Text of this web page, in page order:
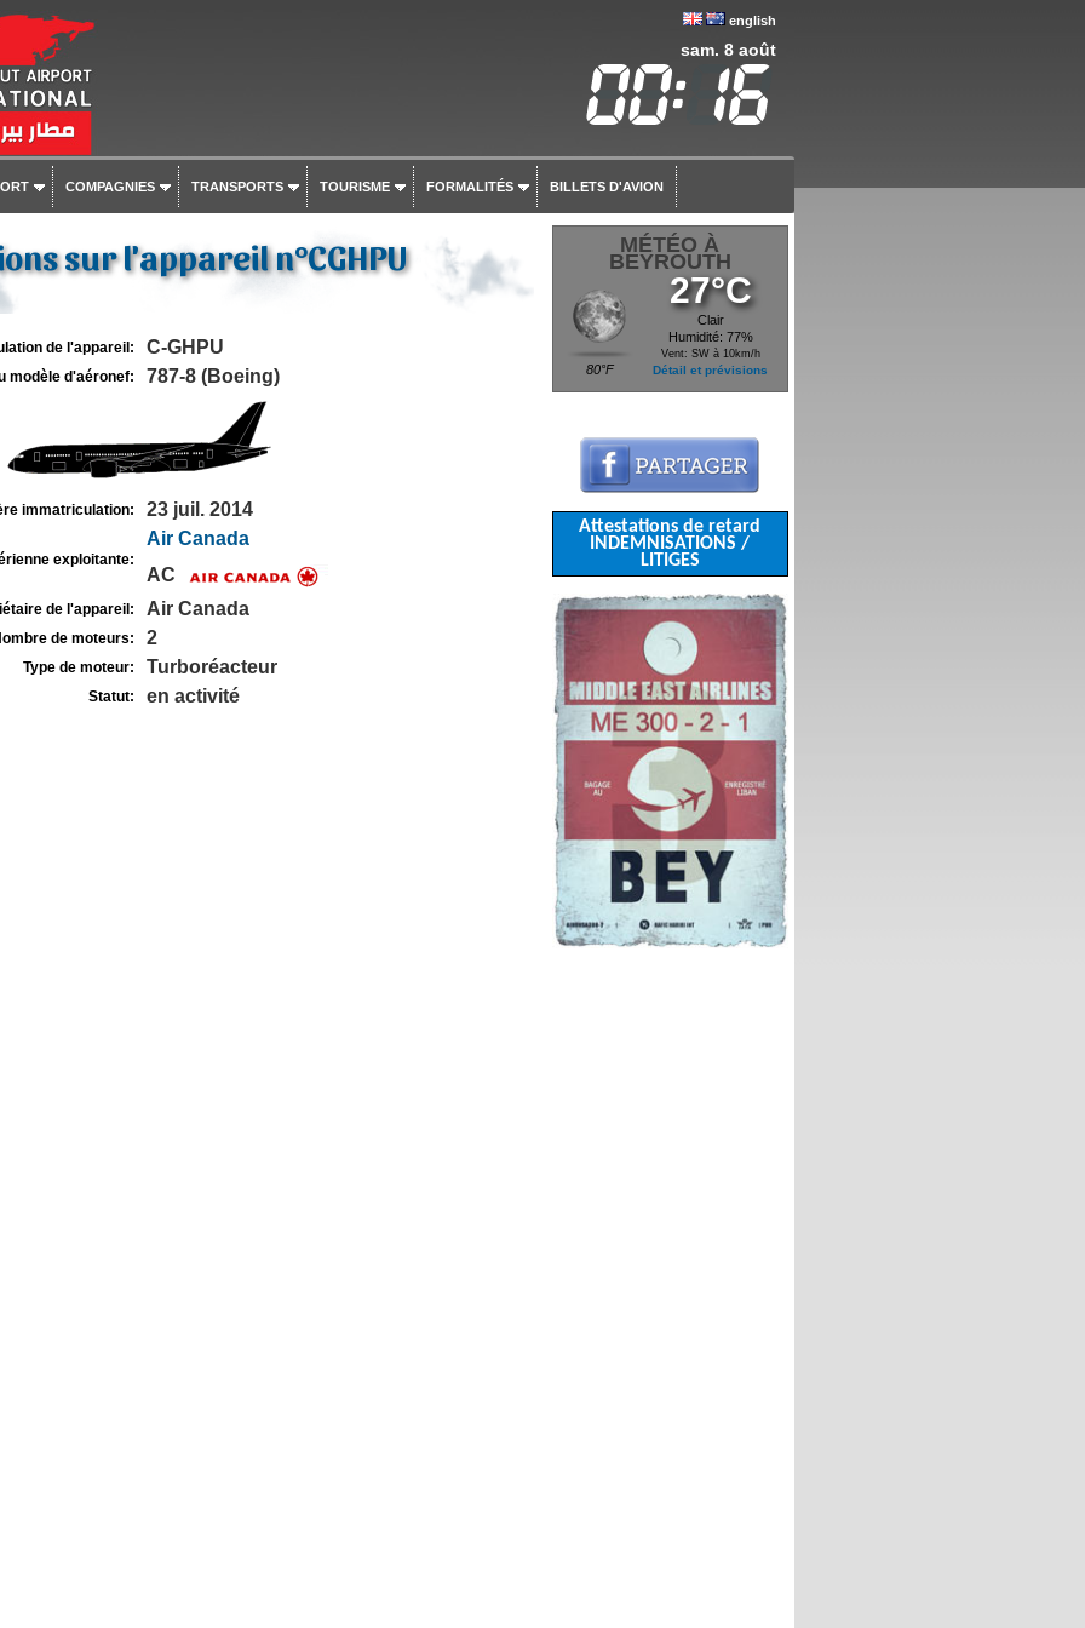
english
sam. 8 août
COMPAGNIES TRANSPORTS TOURISME FORMALITÉS BILLETS D'AVION
sur l'appareil n°CGHPU
de l'appareil: C-GHPU
modèle d'aéronef: 787-8 (Boeing)
immatriculation: 23 juil. 2014
exploitante:
Air Canada
AC
de l'appareil: Air Canada
de moteurs: 2
Type de moteur: Turboréacteur
Statut: en activité
MÉTÉO À
BEYROUTH
80°F
27°C
Clair
Humidité: 77%
Vent: SW à 10km/h
Détail et prévisions
Attestations de retard
INDEMNISATIONS /
LITIGES